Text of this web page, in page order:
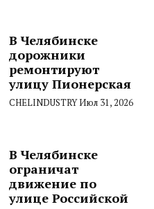
В Челябинске
дорожники
ремонтируют
улицу Пионерская
CHELINDUSTRYИюл 31, 2026
В Челябинске
ограничат
движение по
улице Российской